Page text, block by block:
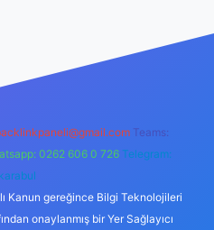
Teams:
0262 606 0 726 Telegram:
Kanun gereğince Bilgi Teknolojileri
onaylanmış bir Yer Sağlayıcı